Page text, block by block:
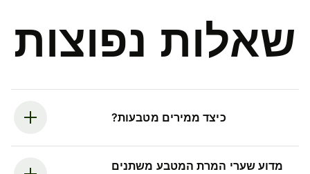
שאלות נפוצות
כיצד ממירים מטבעות?
מדוע שערי המרת המטבע משתנים